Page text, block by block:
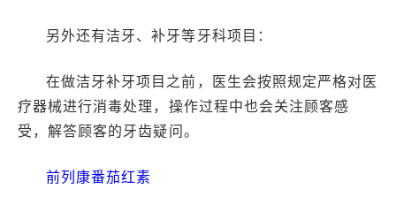
另外还有洁牙、补牙等牙科项目：
在做洁牙补牙项目之前，医生会按照规定严格对医
疗器械进行消毒处理，操作过程中也会关注顾客感
受，解答顾客的牙齿疑问。
前列康番茄红素